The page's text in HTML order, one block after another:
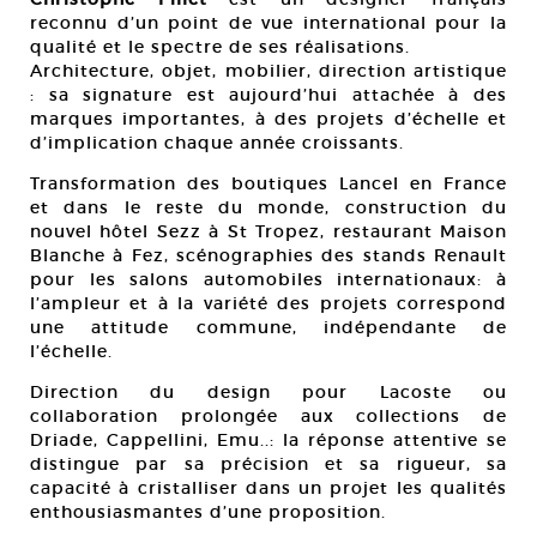
reconnu d’un point de vue international pour la
qualité et le spectre de ses réalisations.
Architecture, objet, mobilier, direction artistique
: sa signature est aujourd’hui attachée à des
marques importantes, à des projets d’échelle et
d’implication chaque année croissants.
Transformation des boutiques Lancel en France
et dans le reste du monde, construction du
nouvel hôtel Sezz à St Tropez, restaurant Maison
Blanche à Fez, scénographies des stands Renault
pour les salons automobiles internationaux: à
l’ampleur et à la variété des projets correspond
une attitude commune, indépendante de
l’échelle.
Direction du design pour Lacoste ou
collaboration prolongée aux collections de
Driade, Cappellini, Emu..: la réponse attentive se
distingue par sa précision et sa rigueur, sa
capacité à cristalliser dans un projet les qualités
enthousiasmantes d’une proposition.